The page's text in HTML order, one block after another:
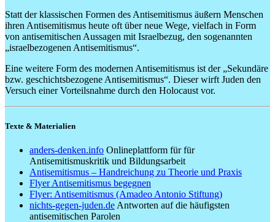
Statt der klassischen Formen des Antisemitismus äußern Menschen
ihren Antisemitismus heute oft über neue Wege, vielfach in Form
von antisemitischen Aussagen mit Israelbezug, den sogenannten
„israelbezogenen Antisemitismus“.
Eine weitere Form des modernen Antisemitismus ist der „Sekundäre
bzw. geschichtsbezogene Antisemitismus“. Dieser wirft Juden den
Versuch einer Vorteilsnahme durch den Holocaust vor.
Texte & Materialien
anders-denken.info Onlineplattform für für
Antisemitismuskritik und Bildungsarbeit
Antisemitismus – Handreichung zu Theorie und Praxis
Flyer Antisemitismus begegnen
Flyer: Antisemitismus (Amadeo Antonio Stiftung)
nichts-gegen-juden.de Antworten auf die häufigsten
antisemitischen Parolen